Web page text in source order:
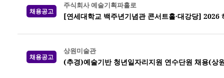
채용공고
주식회사 예술기획파홀로
[연세대학교 백주년기념관 콘서트홀·대강당] 2026
채용공고
상원미술관
(추경)예술기반 청년일자리지원 연수단원 채용(상